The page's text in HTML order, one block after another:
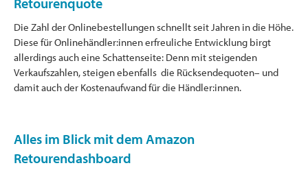
Die Zahl der Onlinebestellungen schnellt seit Jahren in die Höhe.
Diese für Onlinehändler:innen erfreuliche Entwicklung birgt
allerdings auch eine Schattenseite: Denn mit steigenden
Verkaufszahlen, steigen ebenfalls die Rücksendequoten– und
damit auch der Kostenaufwand für die Händler:innen.
Alles im Blick mit dem Amazon
Retourendashboard